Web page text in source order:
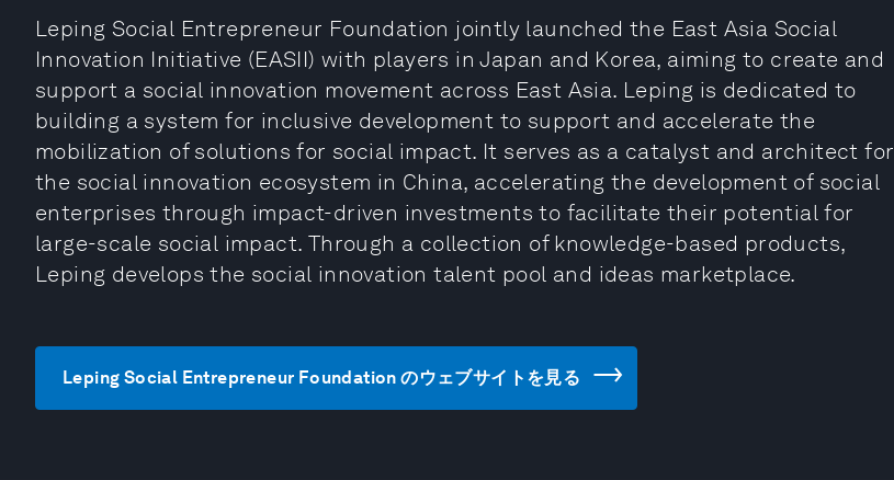
Leping Social Entrepreneur Foundation jointly launched the East Asia Social
Innovation Initiative (EASII) with players in Japan and Korea, aiming to create and
support a social innovation movement across East Asia. Leping is dedicated to
building a system for inclusive development to support and accelerate the
mobilization of solutions for social impact. It serves as a catalyst and architect for
the social innovation ecosystem in China, accelerating the development of social
enterprises through impact-driven investments to facilitate their potential for
large-scale social impact. Through a collection of knowledge-based products,
Leping develops the social innovation talent pool and ideas marketplace.
Leping Social Entrepreneur Foundation のウェブサイトを見る